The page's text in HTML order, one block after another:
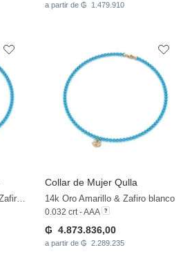
a partir de ₲ 1.479.910
14k Oro Amarillo & Rubí & Zafiro blanco
Collar de Mujer Qulla
14k Oro Amarillo & Zafiro blanco
0.032 crt - AAA
₲ 4.873.836,00
a partir de ₲ 2.289.235